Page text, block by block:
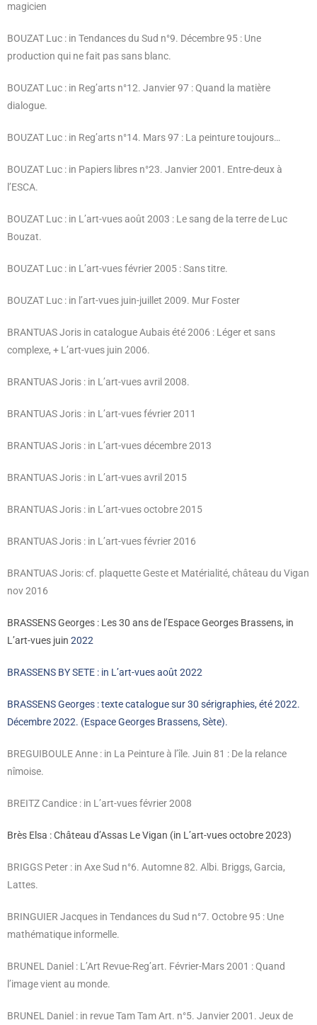
magicien
BOUZAT Luc : in Tendances du Sud n°9. Décembre 95 : Une
production qui ne fait pas sans blanc.
BOUZAT Luc : in Reg’arts n°12. Janvier 97 : Quand la matière
dialogue.
BOUZAT Luc : in Reg’arts n°14. Mars 97 : La peinture toujours…
BOUZAT Luc : in Papiers libres n°23. Janvier 2001. Entre-deux à
l’ESCA.
BOUZAT Luc : in L’art-vues août 2003 : Le sang de la terre de Luc
Bouzat.
BOUZAT Luc : in L’art-vues février 2005 : Sans titre.
BOUZAT Luc : in l’art-vues juin-juillet 2009. Mur Foster
BRANTUAS Joris in catalogue Aubais été 2006 : Léger et sans
complexe, + L’art-vues juin 2006.
BRANTUAS Joris : in L’art-vues avril 2008.
BRANTUAS Joris : in L’art-vues février 2011
BRANTUAS Joris : in L’art-vues décembre 2013
BRANTUAS Joris : in L’art-vues avril 2015
BRANTUAS Joris : in L’art-vues octobre 2015
BRANTUAS Joris : in L’art-vues février 2016
BRANTUAS Joris: cf. plaquette Geste et Matérialité, château du Vigan
nov 2016
BRASSENS Georges : Les 30 ans de l’Espace Georges Brassens, in
L’art-vues juin 2022
BRASSENS BY SETE : in L’art-vues août 2022
BRASSENS Georges : texte catalogue sur 30 sérigraphies, été 2022.
Décembre 2022. (Espace Georges Brassens, Sète).
BREGUIBOULE Anne : in La Peinture à l’île. Juin 81 : De la relance
nîmoise.
BREITZ Candice : in L’art-vues février 2008
Brès Elsa : Château d’Assas Le Vigan (in L’art-vues octobre 2023)
BRIGGS Peter : in Axe Sud n°6. Automne 82. Albi. Briggs, Garcia,
Lattes.
BRINGUIER Jacques in Tendances du Sud n°7. Octobre 95 : Une
mathématique informelle.
BRUNEL Daniel : L’Art Revue-Reg’art. Février-Mars 2001 : Quand
l’image vient au monde.
BRUNEL Daniel : in revue Tam Tam Art. n°5. Janvier 2001. Jeux de